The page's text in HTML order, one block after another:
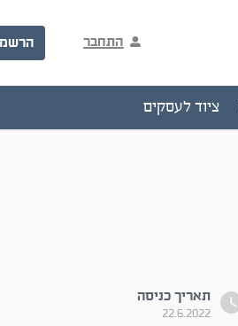
התחבר
ציוד לעסקים
תאריך כניסה
22.6.2022